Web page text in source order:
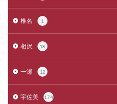
椎名 1
相沢 18
一瀬 12
宇佐美 174